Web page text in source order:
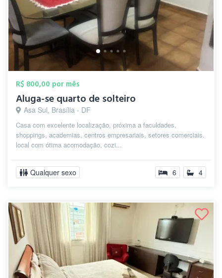
R$ 800,00 por mês
Aluga-se quarto de solteiro
Asa Sul, Brasília - DF
Casa com excelente localização, próxima a faculdades,
shoppings, academias, centros empresariais, setores comerciais.
local com ótima acomodação, cozi...
Qualquer sexo 6 4